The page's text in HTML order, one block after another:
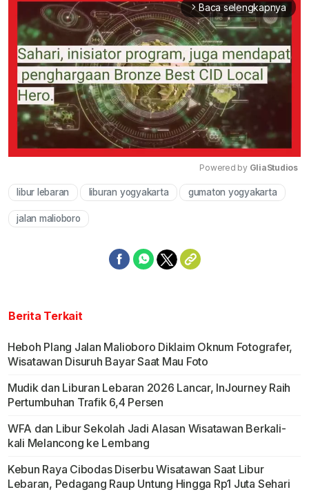
arrow_forward_ios Baca selengkapnya
Mute
Powered by GliaStudios
libur lebaran liburan yogyakarta gumaton yogyakarta
jalan malioboro
Berita Terkait
Heboh Plang Jalan Malioboro Diklaim Oknum Fotografer,
Wisatawan Disuruh Bayar Saat Mau Foto
Mudik dan Liburan Lebaran 2026 Lancar, InJourney Raih
Pertumbuhan Trafik 6,4 Persen
WFA dan Libur Sekolah Jadi Alasan Wisatawan Berkali-
kali Melancong ke Lembang
Kebun Raya Cibodas Diserbu Wisatawan Saat Libur
Lebaran, Pedagang Raup Untung Hingga Rp1 Juta Sehari